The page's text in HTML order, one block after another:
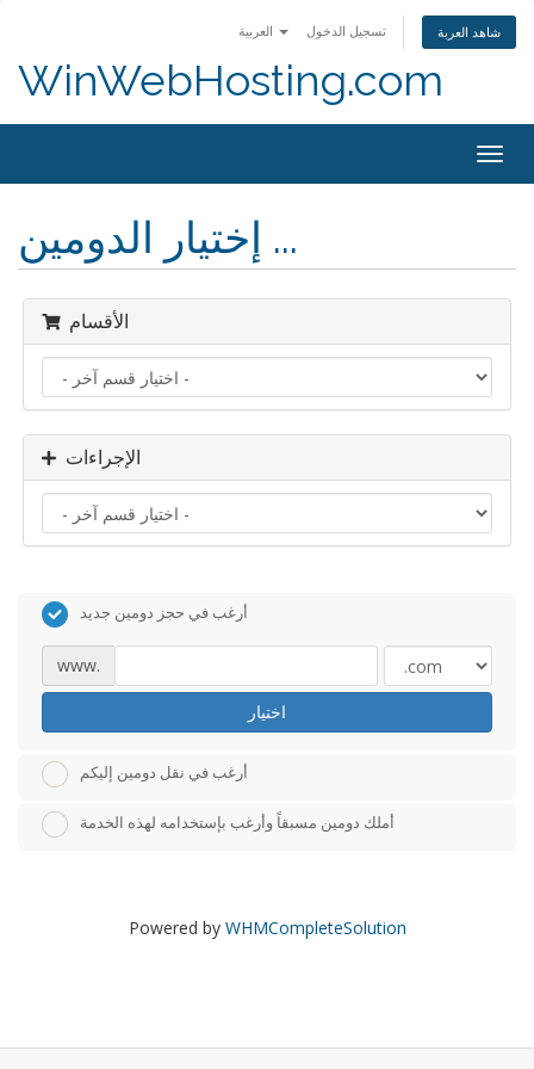
تسجيل الدخول شاهد العربة
WinWebHosting.com
إختيار الدومين ...
الأقسام
الإجراءات
أرغب في حجز دومين جديد
www.
اختيار
أرغب في نقل دومين إليكم
أملك دومين مسبقاً وأرغب بإستخدامه لهذه الخدمة
Powered by WHMCompleteSolution